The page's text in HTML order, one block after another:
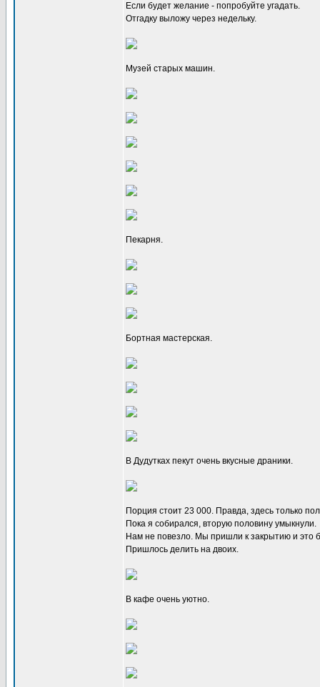
Если будет желание - попробуйте угадать.
Отгадку выложу через недельку.
Музей старых машин.
Пекарня.
Бортная мастерская.
В Дудутках пекут очень вкусные драники.
Порция стоит 23 000. Правда, здесь только
Пока я собирался, вторую половину умыкнули.
Нам не повезло. Мы пришли к закрытию и это
Пришлось делить на двоих.
В кафе очень уютно.